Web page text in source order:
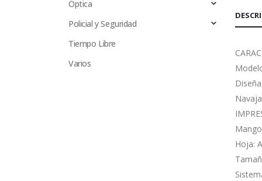
Hoja:
Óptica
Policial y Seguridad
Tiempo Libre
Varios